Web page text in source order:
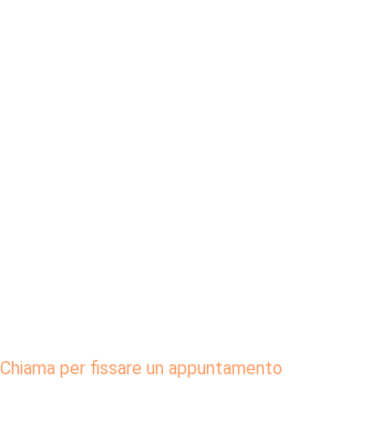
Chiama per fissare un appuntamento